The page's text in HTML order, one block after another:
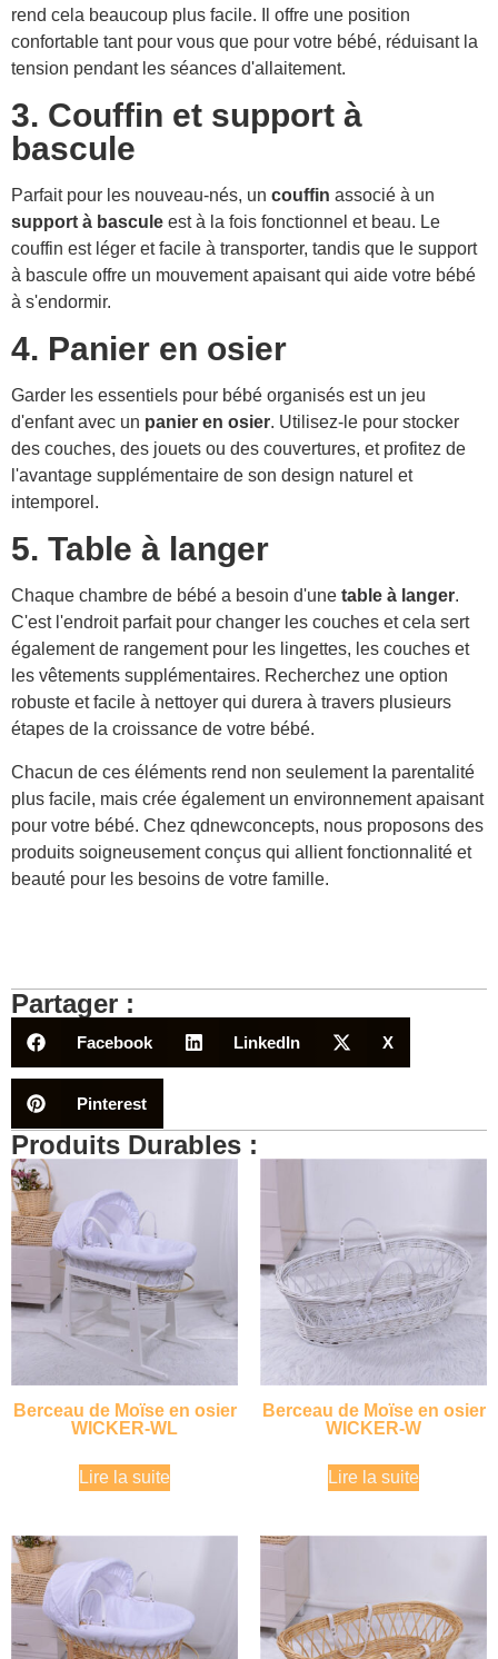
rend cela beaucoup plus facile. Il offre une position
confortable tant pour vous que pour votre bébé, réduisant la
tension pendant les séances d'allaitement.
3. Couffin et support à
bascule
Parfait pour les nouveau-nés, un couffin associé à un
support à bascule est à la fois fonctionnel et beau. Le
couffin est léger et facile à transporter, tandis que le support
à bascule offre un mouvement apaisant qui aide votre bébé
à s'endormir.
4. Panier en osier
Garder les essentiels pour bébé organisés est un jeu
d'enfant avec un panier en osier. Utilisez-le pour stocker
des couches, des jouets ou des couvertures, et profitez de
l'avantage supplémentaire de son design naturel et
intemporel.
5. Table à langer
Chaque chambre de bébé a besoin d'une table à langer.
C'est l'endroit parfait pour changer les couches et cela sert
également de rangement pour les lingettes, les couches et
les vêtements supplémentaires. Recherchez une option
robuste et facile à nettoyer qui durera à travers plusieurs
étapes de la croissance de votre bébé.
Chacun de ces éléments rend non seulement la parentalité
plus facile, mais crée également un environnement apaisant
pour votre bébé. Chez qdnewconcepts, nous proposons des
produits soigneusement conçus qui allient fonctionnalité et
beauté pour les besoins de votre famille.
Partager :
Facebook LinkedIn X
Pinterest
Produits Durables :
Berceau de Moïse en osier
WICKER-WL
Lire la suite
Berceau de Moïse en osier
WICKER-W
Lire la suite